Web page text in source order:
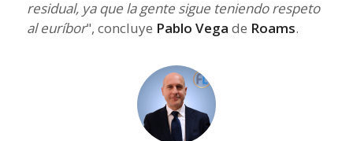
residual, ya que la gente sigue teniendo respeto
al euríbor", concluye Pablo Vega de Roams.